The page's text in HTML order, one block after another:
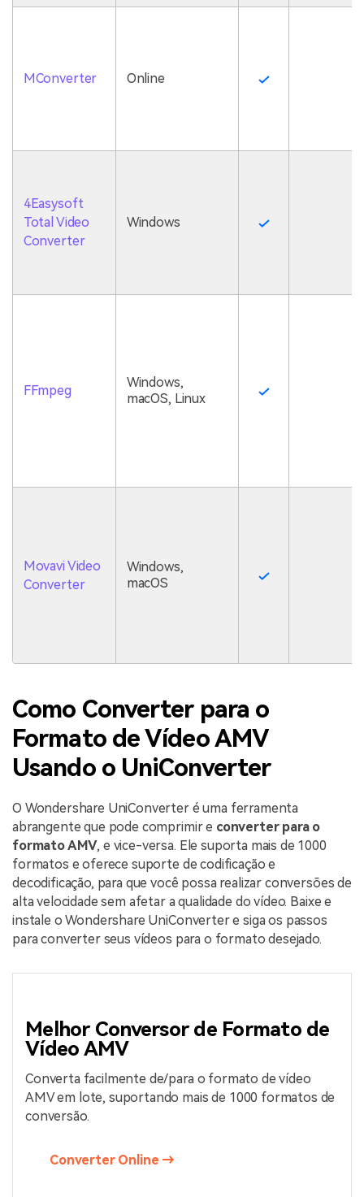
MConverter Online
4Easysoft
Total Video
Converter
Windows
FFmpeg
Windows,
macOS, Linux
Movavi Video
Converter
Windows,
macOS
Como Converter para o
Formato de Vídeo AMV
Usando o UniConverter
O Wondershare UniConverter é uma ferramenta
abrangente que pode comprimir e converter para o
formato AMV, e vice-versa. Ele suporta mais de 1000
formatos e oferece suporte de codificação e
decodificação, para que você possa realizar conversões de
alta velocidade sem afetar a qualidade do vídeo. Baixe e
instale o Wondershare UniConverter e siga os passos
para converter seus vídeos para o formato desejado.
Melhor Conversor de Formato de
Vídeo AMV
Converta facilmente de/para o formato de vídeo
AMV em lote, suportando mais de 1000 formatos de
conversão.
Converter Online →